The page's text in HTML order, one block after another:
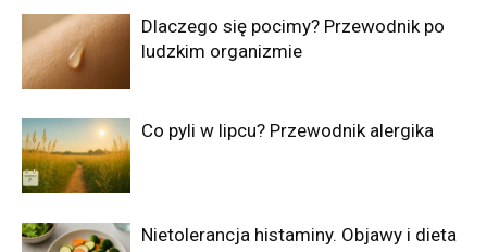
Dlaczego się pocimy? Przewodnik po
ludzkim organizmie
Co pyli w lipcu? Przewodnik alergika
Nietolerancja histaminy. Objawy i dieta